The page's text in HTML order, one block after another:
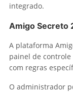
integrado.
Amigo Secreto
A plataforma
painel de
com regras
O administrador